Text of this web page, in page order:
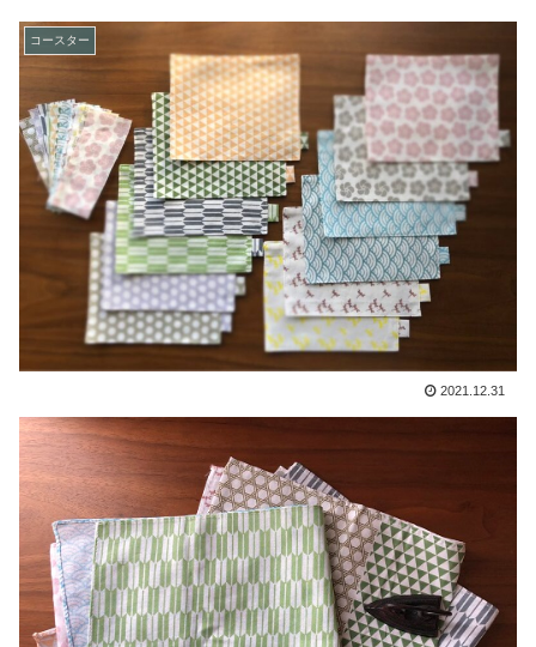
コースター
2021.12.31